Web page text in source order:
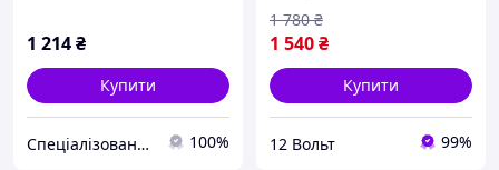
1 214₴
Купити
Спеціалізований Магазин-Склад канцелярського приладдя ТВК Сезам (ФОП Іваницький В.М.) 100%
1 540₴
1 780 ₴
Купити
12 Вольт 99%